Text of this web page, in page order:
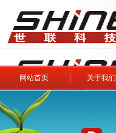
网站首页 关于我们